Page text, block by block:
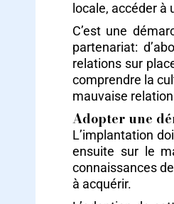
locale, accéder
C’est une
partenariat:
relations sur
comprendre la
mauvaise
Adopter une
L’implantation
ensuite sur le
connaissances
à acquérir.